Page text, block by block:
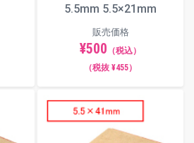
5.5mm 5.5×21mm
販売価格
¥500 （税込）
（税抜 ¥455）